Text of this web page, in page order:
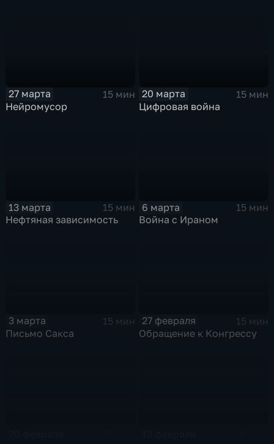
27 марта
15 мин
Нейромусор
20 марта
15 мин
Цифровая война
13 марта
15 мин
Нефтяная зависимость
6 марта
15 мин
Война с Ираном
3 марта
15 мин
Письмо Сакса
27 февраля
15 мин
Обращение к Конгрессу